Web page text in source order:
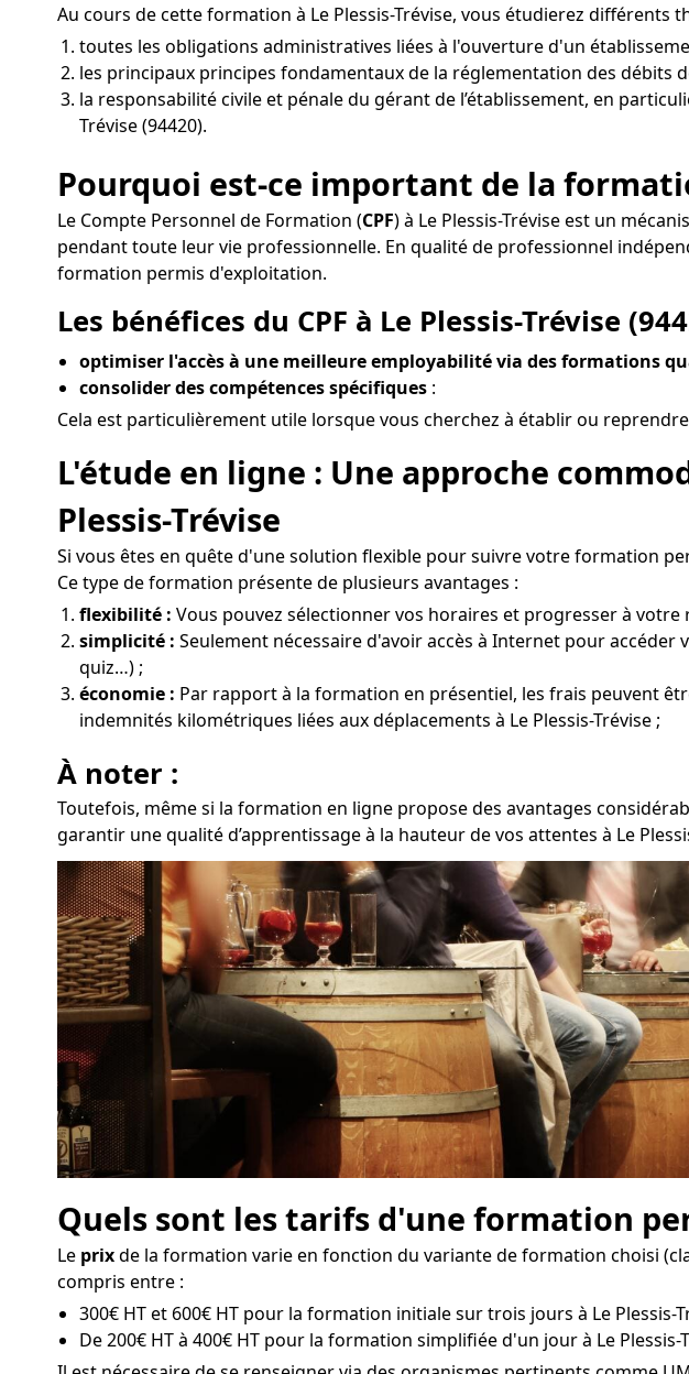
Au cours de cette formation à Le Plessis-Trévise, vous étudierez différents
toutes les obligations administratives liées à l'ouverture d'un
les principaux principes fondamentaux de la réglementation des débits
la responsabilité civile et pénale du gérant de l’établissement, en
Trévise (94420).
Pourquoi est-ce important de la
Le Compte Personnel de Formation (CPF) à Le Plessis-Trévise est un
pendant toute leur vie professionnelle. En qualité de professionnel
formation permis d'exploitation.
Les bénéfices du CPF à Le Plessis-Trévise
optimiser l'accès à une meilleure employabilité via des formations
consolider des compétences spécifiques :
Cela est particulièrement utile lorsque vous cherchez à établir ou
L'étude en ligne : Une approche
Plessis-Trévise
Si vous êtes en quête d'une solution flexible pour suivre votre formation
Ce type de formation présente de plusieurs avantages :
flexibilité : Vous pouvez sélectionner vos horaires et progresser à votre
simplicité : Seulement nécessaire d'avoir accès à Internet pour
quiz…) ;
économie : Par rapport à la formation en présentiel, les frais peuvent
indemnités kilométriques liées aux déplacements à Le Plessis-Trévise ;
À noter :
Toutefois, même si la formation en ligne propose des avantages
garantir une qualité d’apprentissage à la hauteur de vos attentes à Le
Quels sont les tarifs d'une formation
Le prixde la formation varie en fonction du variante de formation choisi
compris entre :
300€ HT et 600€ HT pour la formation initiale sur trois jours à Le Plessis-
De 200€ HT à 400€ HT pour la formation simplifiée d'un jour à Le Plessis-